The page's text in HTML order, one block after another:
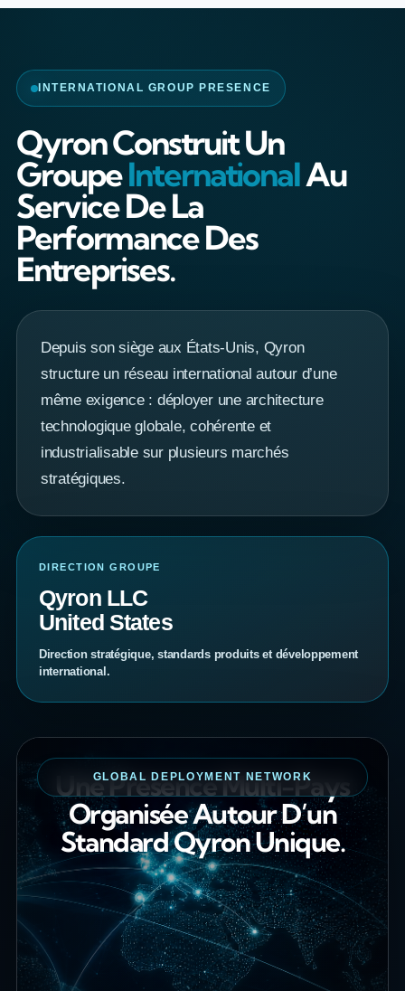
INTERNATIONAL GROUP PRESENCE
Qyron Construit Un
GroupeInternationalAu
Service De La
Performance Des
Entreprises.
Depuis son siège aux États-Unis, Qyron
structure un réseau international autour d’une
même exigence : déployer une architecture
technologique globale, cohérente et
industrialisable sur plusieurs marchés
stratégiques.
DIRECTION GROUPE
Qyron LLC
United States
Direction stratégique, standards produits et développement
international.
GLOBAL DEPLOYMENT NETWORK
Une Présence Multi-Pays
Organisée Autour D’un
Standard Qyron Unique.